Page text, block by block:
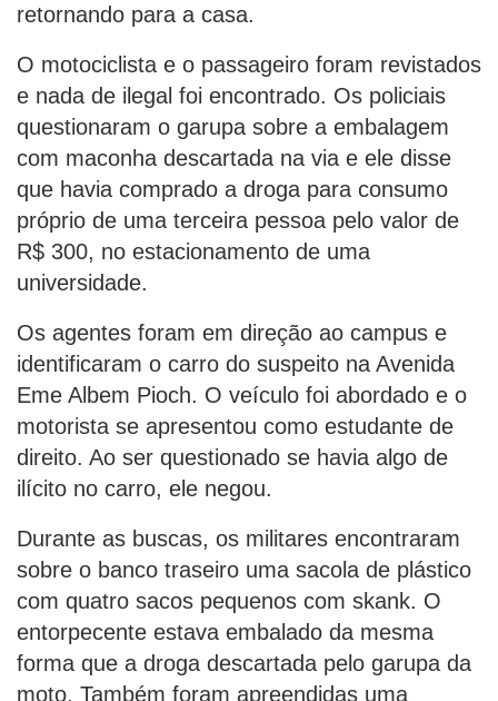
retornando para a casa.
O motociclista e o passageiro foram revistados
e nada de ilegal foi encontrado. Os policiais
questionaram o garupa sobre a embalagem
com maconha descartada na via e ele disse
que havia comprado a droga para consumo
próprio de uma terceira pessoa pelo valor de
R$ 300, no estacionamento de uma
universidade.
Os agentes foram em direção ao campus e
identificaram o carro do suspeito na Avenida
Eme Albem Pioch. O veículo foi abordado e o
motorista se apresentou como estudante de
direito. Ao ser questionado se havia algo de
ilícito no carro, ele negou.
Durante as buscas, os militares encontraram
sobre o banco traseiro uma sacola de plástico
com quatro sacos pequenos com skank. O
entorpecente estava embalado da mesma
forma que a droga descartada pelo garupa da
moto. Também foram apreendidas uma